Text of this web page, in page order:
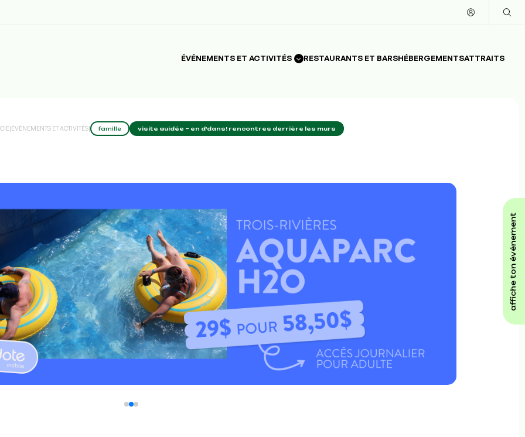
ÉVÉNEMENTS ET ACTIVITÉS RESTAURANTS ET BARSHÉBERGEMENTSATTRAITS
affiche ton événement
|ÉVÉNEMENTS ET ACTIVITÉS| famille visite guidée – en d'dans! rencontres derrière les murs